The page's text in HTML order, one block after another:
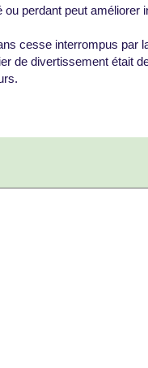
perdant peut améliorer
cesse interrompus par
de divertissement était